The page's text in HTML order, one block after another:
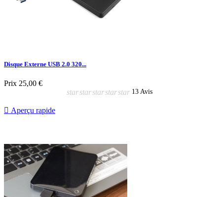
Disque Externe USB 2.0 320...
Prix 25,00 €
starstarstarstarstar 13 Avis
 Aperçu rapide